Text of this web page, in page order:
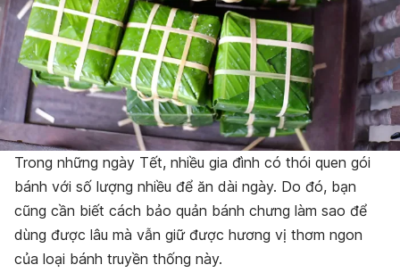
Trong những ngày Tết, nhiều gia đình có thói quen gói
bánh với số lượng nhiều để ăn dài ngày. Do đó, bạn
cũng cần biết cách bảo quản bánh chưng làm sao để
dùng được lâu mà vẫn giữ được hương vị thơm ngon
của loại bánh truyền thống này.